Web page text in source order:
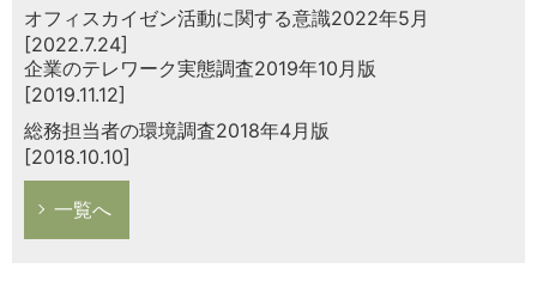
オフィスカイゼン活動に関する意識2022年5月
[2022.7.24]
企業のテレワーク実態調査2019年10月版
[2019.11.12]
総務担当者の環境調査2018年4月版
[2018.10.10]
一覧へ